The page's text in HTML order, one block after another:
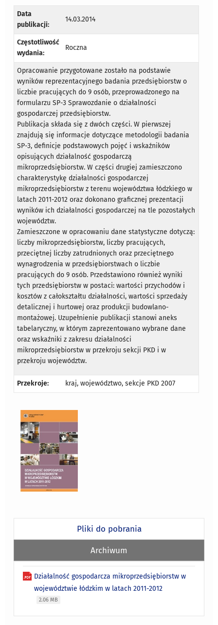
Data
publikacji:
14.03.2014
Częstotliwość
wydania:
Roczna
Opracowanie przygotowane zostało na podstawie
wyników reprezentacyjnego badania przedsiębiorstw o
liczbie pracujących do 9 osób, przeprowadzonego na
formularzu SP-3 Sprawozdanie o działalności
gospodarczej przedsiębiorstw.
Publikacja składa się z dwóch części. W pierwszej
znajdują się informacje dotyczące metodologii badania
SP-3, definicje podstawowych pojęć i wskaźników
opisujących działalność gospodarczą
mikroprzedsiębiorstw. W części drugiej zamieszczono
charakterystykę działalności gospodarczej
mikroprzedsiębiorstw z terenu województwa łódzkiego w
latach 2011-2012 oraz dokonano graficznej prezentacji
wyników ich działalności gospodarczej na tle pozostałych
województw.
Zamieszczone w opracowaniu dane statystyczne dotyczą:
liczby mikroprzedsiębiorstw, liczby pracujących,
przeciętnej liczby zatrudnionych oraz przeciętnego
wynagrodzenia w przedsiębiorstwach o liczbie
pracujących do 9 osób. Przedstawiono również wyniki
tych przedsiębiorstw w postaci: wartości przychodów i
kosztów z całokształtu działalności, wartości sprzedaży
detalicznej i hurtowej oraz produkcji budowlano-
montażowej. Uzupełnienie publikacji stanowi aneks
tabelaryczny, w którym zaprezentowano wybrane dane
oraz wskaźniki z zakresu działalności
mikroprzedsiębiorstw w przekroju sekcji PKD i w
przekroju województw.
Przekroje: kraj, województwo, sekcje PKD 2007
Pliki do pobrania
Archiwum
Działalność gospodarcza mikroprzedsiębiorstw w
województwie łódzkim w latach 2011-2012
2.06 MB